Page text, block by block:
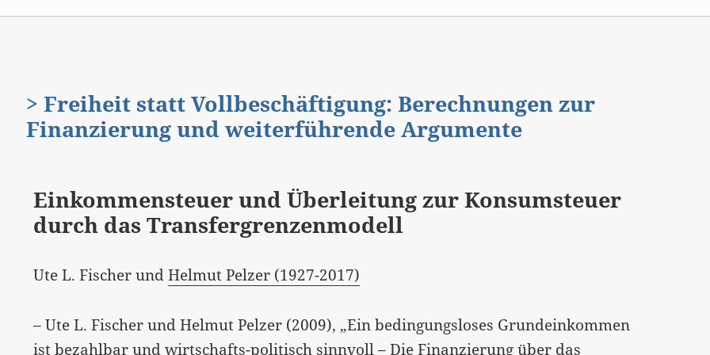
> Freiheit statt Vollbeschäftigung: Berechnungen zur
Finanzierung und weiterführende Argumente
Einkommensteuer und Überleitung zur Konsumsteuer
durch das Transfergrenzenmodell
Ute L. Fischer undHelmut Pelzer (1927-2017)
– Ute L. Fischer und Helmut Pelzer (2009), „Ein bedingungsloses Grundeinkommen
ist bezahlbar und wirtschafts-politisch sinnvoll – Die Finanzierung über das